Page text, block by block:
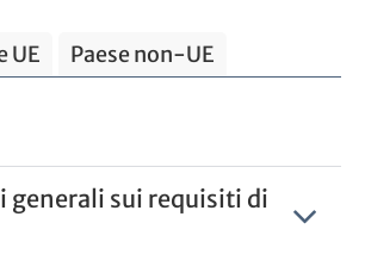
UE Paese non-UE
generali sui requisiti di